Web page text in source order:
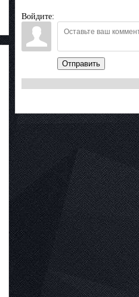
Войдите:
Отправить